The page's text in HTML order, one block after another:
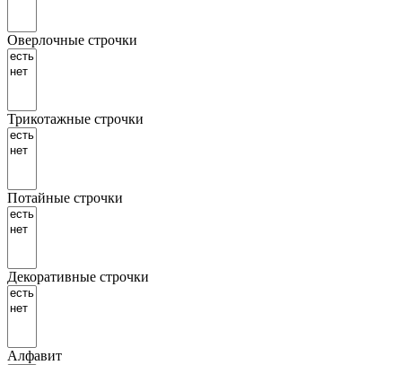
Оверлочные строчки
Трикотажные строчки
Потайные строчки
Декоративные строчки
Алфавит